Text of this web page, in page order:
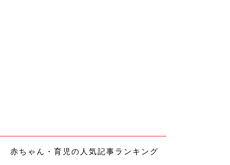
赤ちゃん・育児の人気記事ランキング